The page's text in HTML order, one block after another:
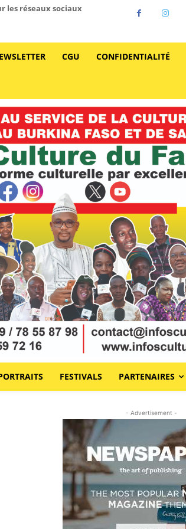
les réseaux sociaux
CGU CONFIDENTIALITÉ
FESTIVALS PARTENAIRES
- Advertisement -